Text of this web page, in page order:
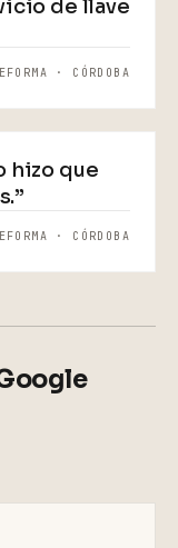
de llave
· CÓRDOBA
hizo que
· CÓRDOBA